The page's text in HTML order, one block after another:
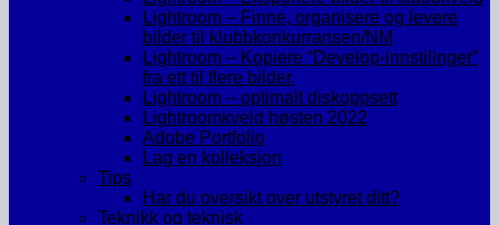
Lightroom – Finne, organisere og levere
bilder til klubbkonkurransen/NM
Lightroom – Kopiere “Develop-innstilinger”
fra ett til flere bilder.
Lightroom – optimalt diskoppsett
Lightroomkveld høsten 2022
Adobe Portfolio
Lag en kolleksjon
Tips
Har du oversikt over utstyret ditt?
Teknikk og teknisk